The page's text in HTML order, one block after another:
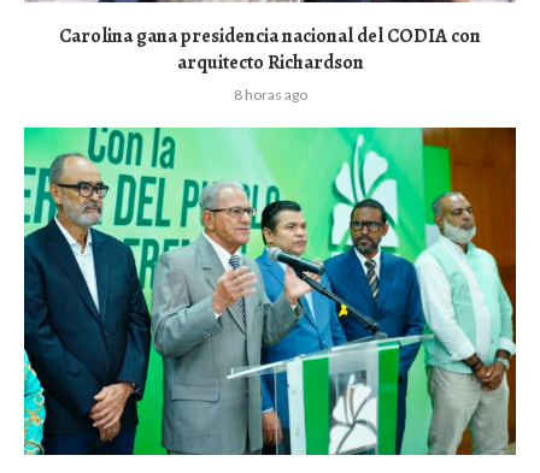
Carolina gana presidencia nacional del CODIA con
arquitecto Richardson
8 horas ago